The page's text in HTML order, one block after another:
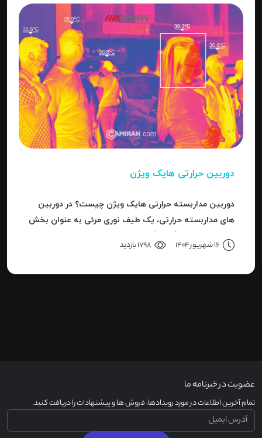
دوربین حرارتی هایک ویژن
دوربین مداربسته حرارتی هایک ویژن چیست؟ در دوربین
های مداربسته حرارتی، یک طیف نوری مرئی به عنوان بخش
سری دوربین هاست.
16 شهریور 1404 1798 بازدید
عضویت در خبرنامه ما
تمام آخرین اطلاعات در مورد رویدادها، فروش ها و پیشنهادات را دریافت کنید.